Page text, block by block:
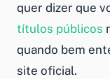
quer dizer que
títulos públicos
quando bem
site oficial.